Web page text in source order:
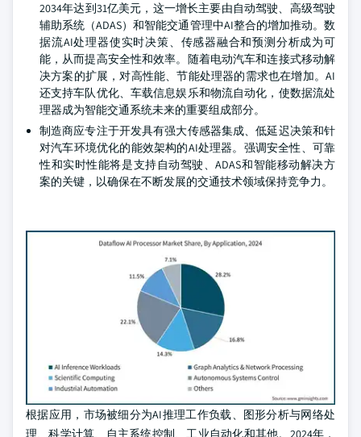
2034年达到31亿美元，这一增长主要由自动驾驶、高级驾驶
辅助系统（ADAS）和智能交通管理中AI整合的增加推动。数
据流AI处理器使实时决策、传感器融合和预测分析成为可
能，从而提高安全性和效率。随着电动汽车和连接式移动解
决方案的扩展，对高性能、节能处理器的需求也在增加。AI
还支持车队优化、车载信息娱乐和物流自动化，使数据流处
理器成为智能交通系统未来的重要组成部分。
制造商应专注于开发具有强大传感器集成、低延迟决策和针
对汽车环境优化的能效架构的AI处理器。强调安全性、可靠
性和实时性能将是支持自动驾驶、ADAS和智能移动解决方
案的关键，以确保在不断发展的交通技术领域保持竞争力。
根据应用，市场被细分为AI推理工作负载、图形分析与网络处
理、科学计算、自主系统控制、工业自动化和其他。2024年，